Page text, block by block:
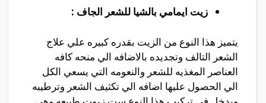
زيت ايمامي بالشيا للشعر الجاف :
يتميز هذا النوع من الزيت بقدره كبيره علي علاج
الشعر التالف وتجديده بالاضافه الي منحه كافه
العناصر المغذيه للشعر والنعومه التي يسعي الكل
الي الحصول عليها اضافه الي تكثيف الشعر وترطيبه